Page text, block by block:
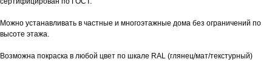
Можно устанавливать в частные и многоэтажные дома без ограничений по
высоте этажа.
Возможна покраска в любой цвет по шкале RAL (глянец/мат/текстурный)